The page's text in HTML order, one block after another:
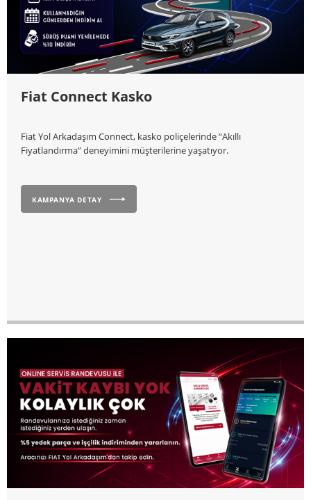
Fiat Connect Kasko
Fiat Yol Arkadaşım Connect, kasko poliçelerinde “Akıllı
Fiyatlandırma” deneyimini müşterilerine yaşatıyor.
KAMPANYA DETAY